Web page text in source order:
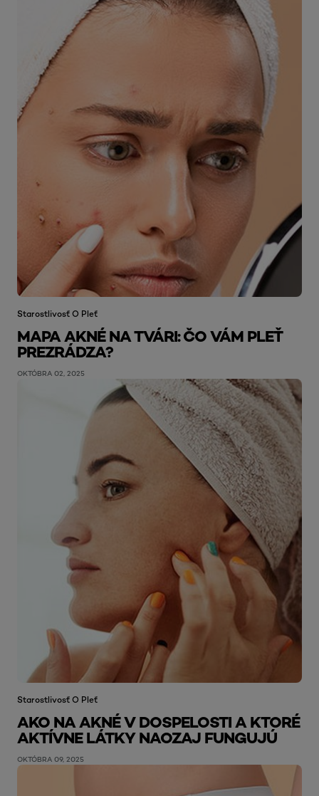
Starostlivosť O Pleť
MAPA AKNÉ NA TVÁRI: ČO VÁM PLEŤ
PREZRÁDZA?
OKTÓBRA 02, 2025
Starostlivosť O Pleť
AKO NA AKNÉ V DOSPELOSTI A KTORÉ
AKTÍVNE LÁTKY NAOZAJ FUNGUJÚ
OKTÓBRA 09, 2025